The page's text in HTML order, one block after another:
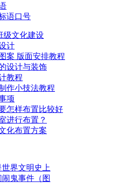
语口号
级文化建设
计
案 版面安排教程
设计与装饰
教程
作小技法教程
项
怎样布置比较好
进行布置？
化布置方案
界文明史上
鬼事件（图